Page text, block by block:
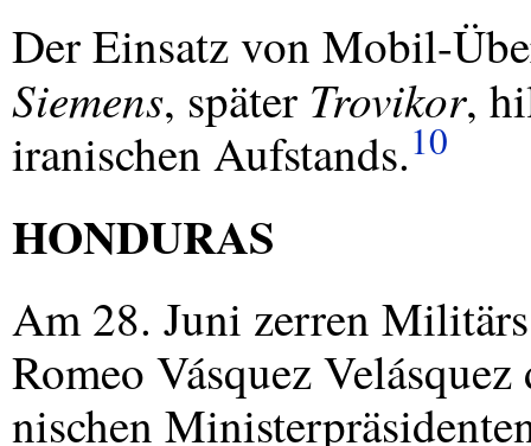
Der Einsatz von Mobil-
Siemens, später Trovikor,
iranischen Aufstands.10
HONDURAS
Am 28. Juni zerren
Romeo Vásquez
nischen